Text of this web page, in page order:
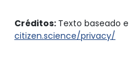
Créditos: Texto baseado
citizen.science/privacy/